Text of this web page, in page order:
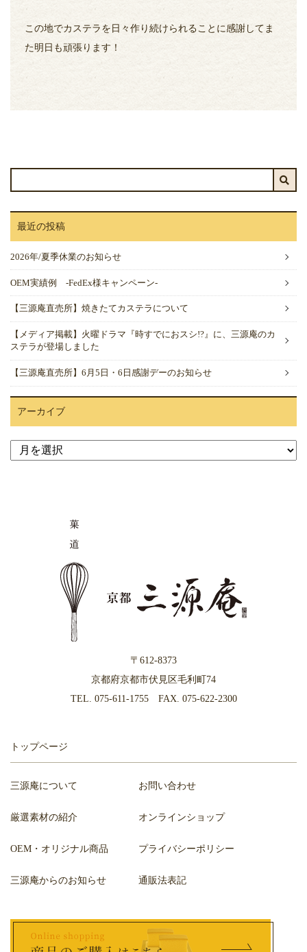
この地でカステラを日々作り続けられることに感謝してま
た明日も頑張ります！
最近の投稿
2026年/夏季休業のお知らせ
OEM実績例 -FedEx様キャンペーン-
【三源庵直売所】焼きたてカステラについて
【メディア掲載】火曜ドラマ『時すでにおスシ!?』に、三源庵のカ
ステラが登場しました
【三源庵直売所】6月5日・6日感謝デーのお知らせ
アーカイブ
〒612-8373
京都府京都市伏見区毛利町74
TEL. 075-611-1755FAX. 075-622-2300
トップページ
三源庵について
厳選素材の紹介
OEM・オリジナル商品
三源庵からのお知らせ
お問い合わせ
オンラインショップ
プライバシーポリシー
通販法表記